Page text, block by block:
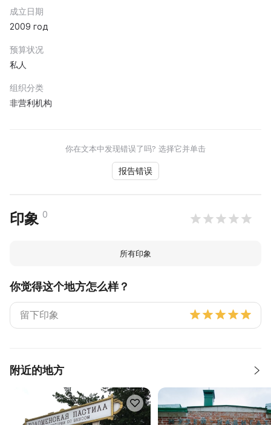
成立日期
2009 год
预算状况
私人
组织分类
非营利机构
你在文本中发现错误了吗? 选择它并单击
报告错误
印象 0
所有印象
你觉得这个地方怎么样？
附近的地方